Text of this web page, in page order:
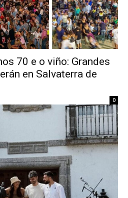
70 e o viño: Grandes
en Salvaterra de
0